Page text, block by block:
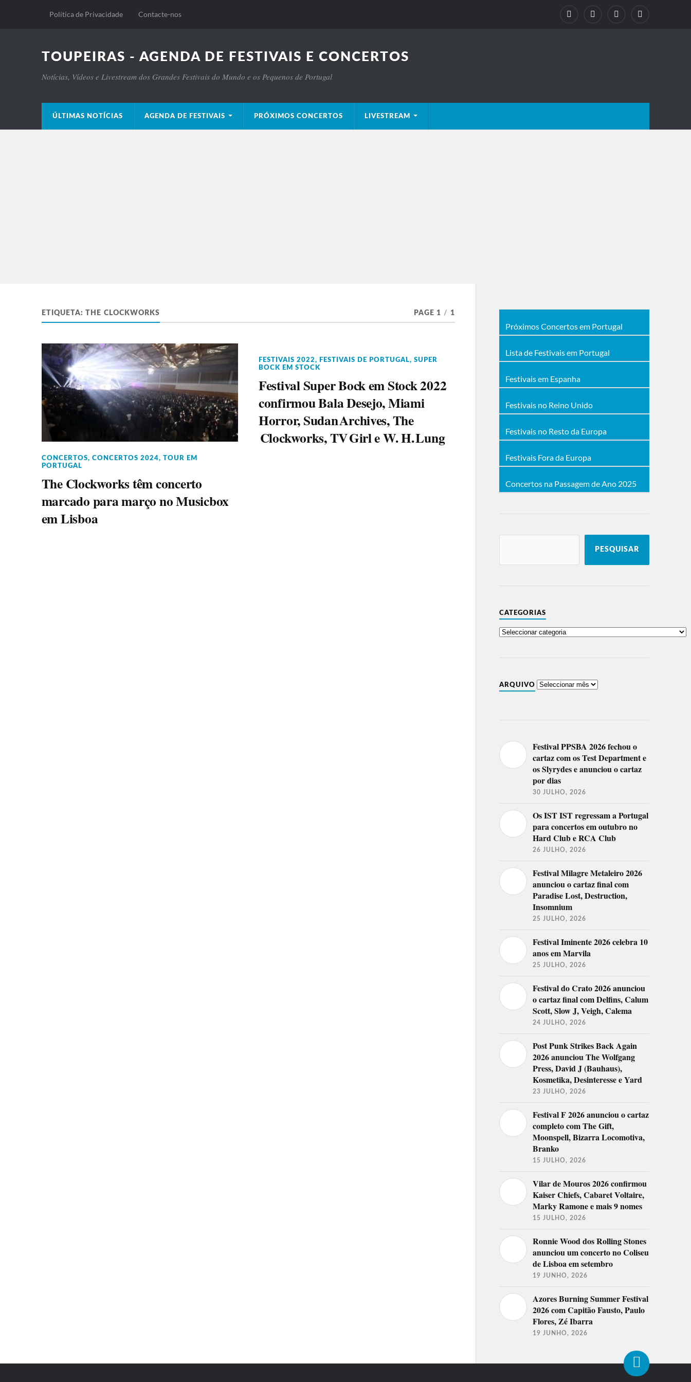
Política de Privacidade Contacte-nos
TOUPEIRAS - AGENDA DE FESTIVAIS E CONCERTOS
Notícias, Vídeos e Livestream dos Grandes Festivais do Mundo e os Pequenos de Portugal
ÚLTIMAS NOTÍCIAS AGENDA DE FESTIVAIS PRÓXIMOS CONCERTOS LIVESTREAM
ETIQUETA: THE CLOCKWORKS PAGE 1 / 1
CONCERTOS, CONCERTOS 2024, TOUR EM
PORTUGAL
The Clockworks têm concerto
marcado para março no Musicbox
em Lisboa
FESTIVAIS 2022, FESTIVAIS DE PORTUGAL, SUPER
BOCK EM STOCK
Festival Super Bock em Stock 2022
confirmou Bala Desejo, Miami
Horror, Sudan Archives, The
Clockworks, TV Girl e W. H. Lung
Próximos Concertos em Portugal
Lista de Festivais em Portugal
Festivais em Espanha
Festivais no Reino Unido
Festivais no Resto da Europa
Festivais Fora da Europa
Concertos na Passagem de Ano 2025
PESQUISAR
CATEGORIAS
ARQUIVO
Festival PPSBA 2026 fechou o
cartaz com os Test Department e
os Slyrydes e anunciou o cartaz
por dias
30 JULHO, 2026
Os IST IST regressam a Portugal
para concertos em outubro no
Hard Club e RCA Club
26 JULHO, 2026
Festival Milagre Metaleiro 2026
anunciou o cartaz final com
Paradise Lost, Destruction,
Insomnium
25 JULHO, 2026
Festival Iminente 2026 celebra 10
anos em Marvila
25 JULHO, 2026
Festival do Crato 2026 anunciou
o cartaz final com Delfins, Calum
Scott, Slow J, Veigh, Calema
24 JULHO, 2026
Post Punk Strikes Back Again
2026 anunciou The Wolfgang
Press, David J (Bauhaus),
Kosmetika, Desinteresse e Yard
23 JULHO, 2026
Festival F 2026 anunciou o cartaz
completo com The Gift,
Moonspell, Bizarra Locomotiva,
Branko
15 JULHO, 2026
Vilar de Mouros 2026 confirmou
Kaiser Chiefs, Cabaret Voltaire,
Marky Ramone e mais 9 nomes
15 JULHO, 2026
Ronnie Wood dos Rolling Stones
anunciou um concerto no Coliseu
de Lisboa em setembro
19 JUNHO, 2026
Azores Burning Summer Festival
2026 com Capitão Fausto, Paulo
Flores, Zé Ibarra
19 JUNHO, 2026